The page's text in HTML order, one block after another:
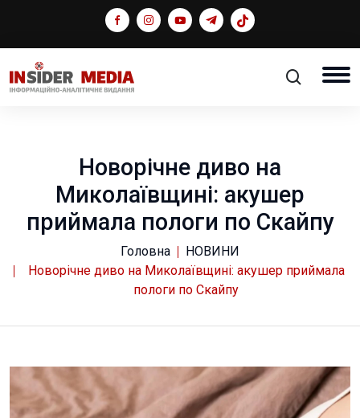
Новорічне диво на
Миколаївщині: акушер
приймала пологи по Скайпу
Головна
НОВИНИ
Новорічне диво на Миколаївщині: акушер приймала
пологи по Скайпу